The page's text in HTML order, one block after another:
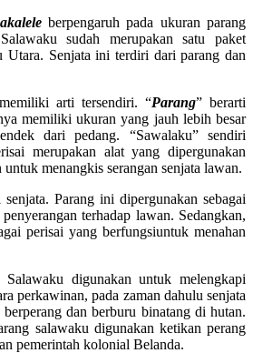
berpengaruh pada ukuran parang
sudah merupakan satu paket
Utara. Senjata ini terdiri dari parang dan
memiliki arti tersendiri. “Parang” berarti
memiliki ukuran yang jauh lebih besar
dari pedang. “Sawalaku” sendiri
merupakan alat yang dipergunakan
menangkis serangan senjata lawan.
Parang ini dipergunakan sebagai
terhadap lawan. Sedangkan,
perisai yang berfungsiuntuk menahan
digunakan untuk melengkapi
perkawinan, pada zaman dahulu senjata
dan berburu binatang di hutan.
salawaku digunakan ketikan perang
pemerintah kolonial Belanda.